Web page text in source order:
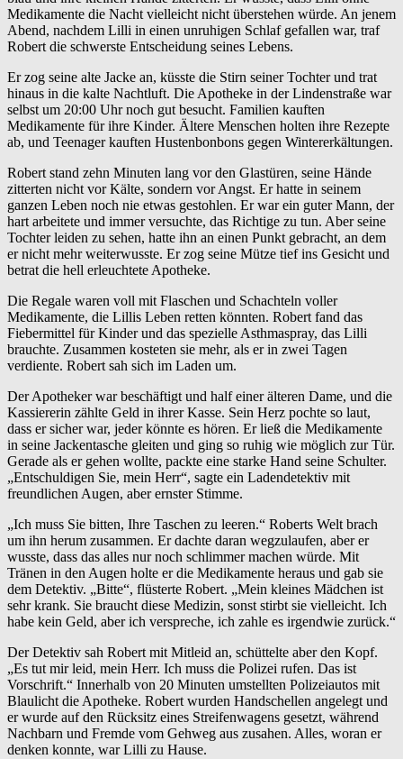
Medikamente die Nacht vielleicht nicht überstehen würde. An jenem
Abend, nachdem Lilli in einen unruhigen Schlaf gefallen war, traf
Robert die schwerste Entscheidung seines Lebens.
Er zog seine alte Jacke an, küsste die Stirn seiner Tochter und trat
hinaus in die kalte Nachtluft. Die Apotheke in der Lindenstraße war
selbst um 20:00 Uhr noch gut besucht. Familien kauften
Medikamente für ihre Kinder. Ältere Menschen holten ihre Rezepte
ab, und Teenager kauften Hustenbonbons gegen Wintererkältungen.
Robert stand zehn Minuten lang vor den Glastüren, seine Hände
zitterten nicht vor Kälte, sondern vor Angst. Er hatte in seinem
ganzen Leben noch nie etwas gestohlen. Er war ein guter Mann, der
hart arbeitete und immer versuchte, das Richtige zu tun. Aber seine
Tochter leiden zu sehen, hatte ihn an einen Punkt gebracht, an dem
er nicht mehr weiterwusste. Er zog seine Mütze tief ins Gesicht und
betrat die hell erleuchtete Apotheke.
Die Regale waren voll mit Flaschen und Schachteln voller
Medikamente, die Lillis Leben retten könnten. Robert fand das
Fiebermittel für Kinder und das spezielle Asthmaspray, das Lilli
brauchte. Zusammen kosteten sie mehr, als er in zwei Tagen
verdiente. Robert sah sich im Laden um.
Der Apotheker war beschäftigt und half einer älteren Dame, und die
Kassiererin zählte Geld in ihrer Kasse. Sein Herz pochte so laut,
dass er sicher war, jeder könnte es hören. Er ließ die Medikamente
in seine Jackentasche gleiten und ging so ruhig wie möglich zur Tür.
Gerade als er gehen wollte, packte eine starke Hand seine Schulter.
„Entschuldigen Sie, mein Herr“, sagte ein Ladendetektiv mit
freundlichen Augen, aber ernster Stimme.
„Ich muss Sie bitten, Ihre Taschen zu leeren.“ Roberts Welt brach
um ihn herum zusammen. Er dachte daran wegzulaufen, aber er
wusste, dass das alles nur noch schlimmer machen würde. Mit
Tränen in den Augen holte er die Medikamente heraus und gab sie
dem Detektiv. „Bitte“, flüsterte Robert. „Mein kleines Mädchen ist
sehr krank. Sie braucht diese Medizin, sonst stirbt sie vielleicht. Ich
habe kein Geld, aber ich verspreche, ich zahle es irgendwie zurück.“
Der Detektiv sah Robert mit Mitleid an, schüttelte aber den Kopf.
„Es tut mir leid, mein Herr. Ich muss die Polizei rufen. Das ist
Vorschrift.“ Innerhalb von 20 Minuten umstellten Polizeiautos mit
Blaulicht die Apotheke. Robert wurden Handschellen angelegt und
er wurde auf den Rücksitz eines Streifenwagens gesetzt, während
Nachbarn und Fremde vom Gehweg aus zusahen. Alles, woran er
denken konnte, war Lilli zu Hause.